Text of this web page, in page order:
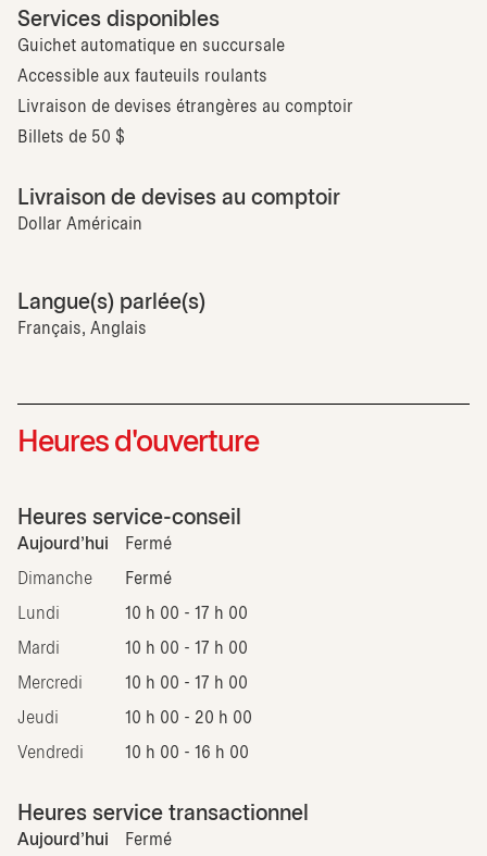
Services disponibles
Guichet automatique en succursale
Accessible aux fauteuils roulants
Livraison de devises étrangères au comptoir
Billets de 50 $
Livraison de devises au comptoir
Dollar Américain
Langue(s) parlée(s)
Français, Anglais
Heures d'ouverture
Heures service-conseil
Aujourd'hui Fermé
Dimanche Fermé
Lundi 10 h 00 - 17 h 00
Mardi 10 h 00 - 17 h 00
Mercredi 10 h 00 - 17 h 00
Jeudi 10 h 00 - 20 h 00
Vendredi 10 h 00 - 16 h 00
Heures service transactionnel
Aujourd'hui Fermé